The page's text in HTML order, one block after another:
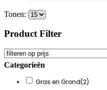
Tonen:
Product Filter
Categorieën
Gras en Grond(2)